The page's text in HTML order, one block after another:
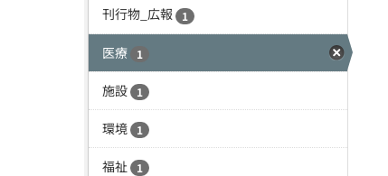
刊行物_広報 1
医療 1
施設 1
環境 1
福祉 1